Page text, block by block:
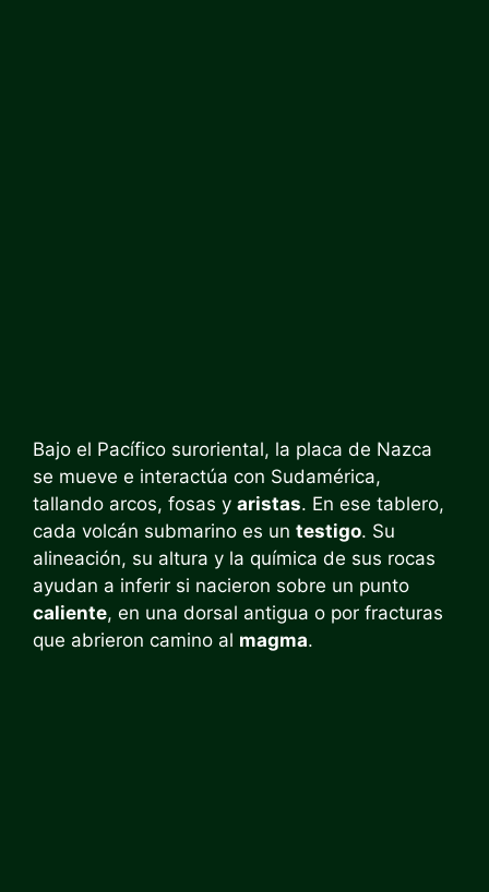
Bajo el Pacífico suroriental, la placa de Nazca
se mueve e interactúa con Sudamérica,
tallando arcos, fosas y aristas. En ese tablero,
cada volcán submarino es un testigo. Su
alineación, su altura y la química de sus rocas
ayudan a inferir si nacieron sobre un punto
caliente, en una dorsal antigua o por fracturas
que abrieron camino al magma.